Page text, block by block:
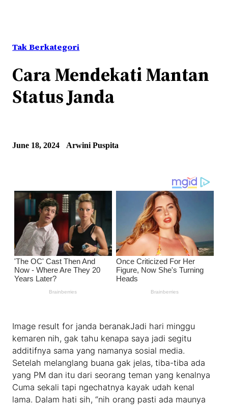
Tak Berkategori
Cara Mendekati Mantan
Status Janda
June 18, 2024 Arwini Puspita
Image result for janda beranakJadi hari minggu
kemaren nih, gak tahu kenapa saya jadi segitu
additifnya sama yang namanya sosial media.
Setelah melanglang buana gak jelas, tiba-tiba ada
yang PM dan itu dari seorang teman yang kenalnya
Cuma sekali tapi ngechatnya kayak udah kenal
lama. Dalam hati sih, “nih orang pasti ada maunya